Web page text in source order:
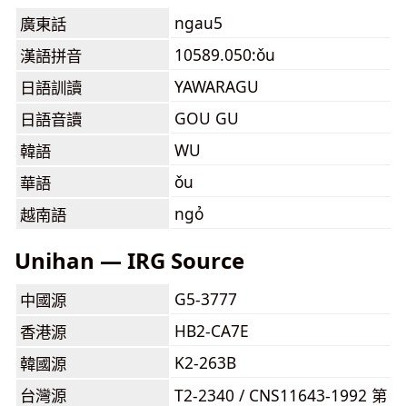
廣東話
ngau5
漢語拼音
10589.050:ǒu
日語訓讀
YAWARAGU
日語音讀
GOU GU
韓語
WU
華語
ǒu
越南語
ngỏ
Unihan — IRG Source
中國源
G5-3777
香港源
HB2-CA7E
韓國源
K2-263B
台灣源
T2-2340 / CNS11643-1992 第